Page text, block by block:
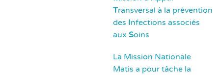
Transversal à la prévention
des Infections associés
aux Soins
La Mission Nationale
Matis a pour tâche la